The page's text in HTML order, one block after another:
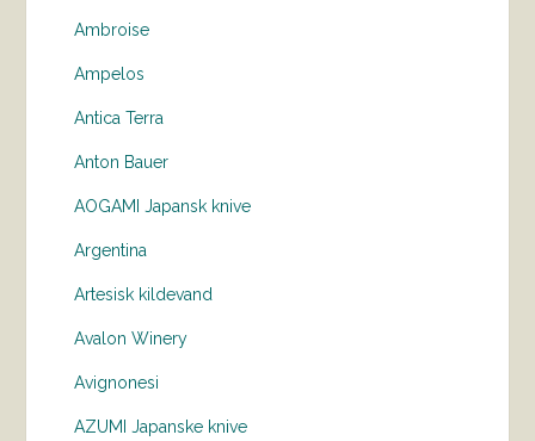
Ambroise
Ampelos
Antica Terra
Anton Bauer
AOGAMI Japansk knive
Argentina
Artesisk kildevand
Avalon Winery
Avignonesi
AZUMI Japanske knive